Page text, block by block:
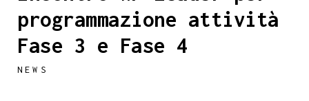
programmazione attività
Fase 3 e Fase 4
NEWS